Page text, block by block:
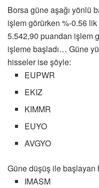
Borsa güne aşağı yönlü
işlem görürken %-0.56
5.542,90 puandan işlem
işleme başladı… Güne
hisseler ise şöyle:
EUPWR
EKIZ
KIMMR
EUYO
AVGYO
Güne düşüş ile başlayan
IMASM